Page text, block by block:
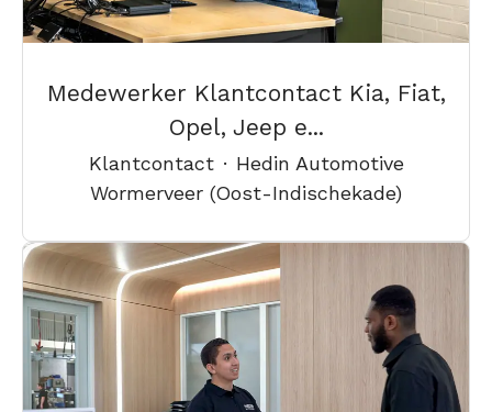
Medewerker Klantcontact Kia, Fiat,
Opel, Jeep e...
Klantcontact · Hedin Automotive
Wormerveer (Oost-Indischekade)